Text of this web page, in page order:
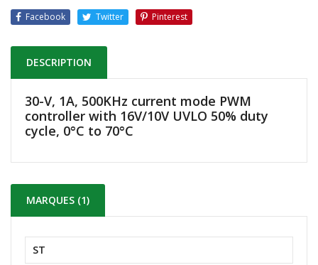
Facebook Twitter Pinterest
DESCRIPTION
30-V, 1A, 500KHz current mode PWM
controller with 16V/10V UVLO 50% duty
cycle, 0°C to 70°C
MARQUES (1)
ST